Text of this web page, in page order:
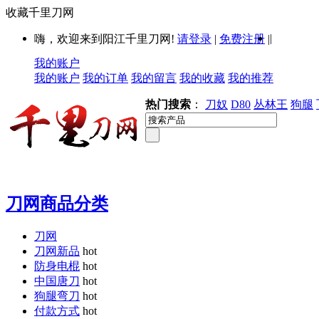
收藏千里刀网
嗨，欢迎来到阳江千里刀网! 请登录 | 免费注册 ||
我的账户
我的账户 我的订单 我的留言 我的收藏 我的推荐
热门搜索 ： 刀奴 D80 丛林王 狗腿
刀网商品分类
刀网
刀网新品 hot
防身电棍 hot
中国唐刀 hot
狗腿弯刀 hot
付款方式 hot